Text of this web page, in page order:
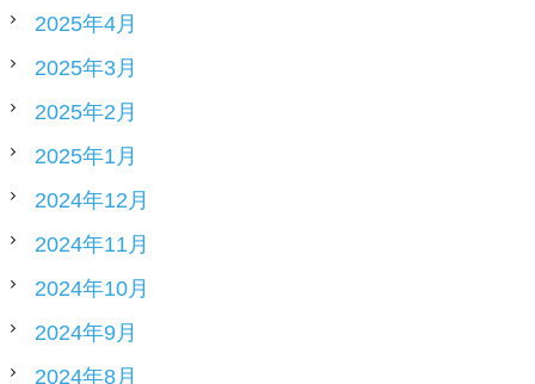
2025年4月
2025年3月
2025年2月
2025年1月
2024年12月
2024年11月
2024年10月
2024年9月
2024年8月